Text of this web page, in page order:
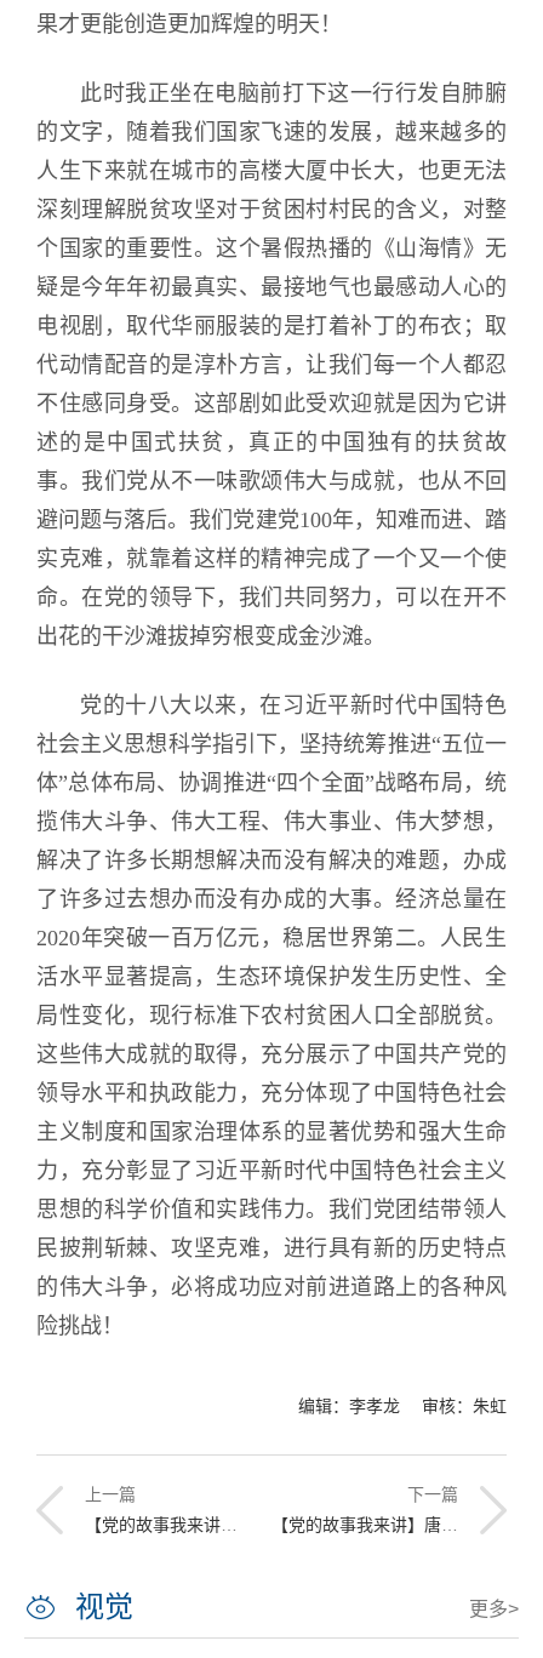
果才更能创造更加辉煌的明天！
此时我正坐在电脑前打下这一行行发自肺腑
的文字，随着我们国家飞速的发展，越来越多的
人生下来就在城市的高楼大厦中长大，也更无法
深刻理解脱贫攻坚对于贫困村村民的含义，对整
个国家的重要性。这个暑假热播的《山海情》无
疑是今年年初最真实、最接地气也最感动人心的
电视剧，取代华丽服装的是打着补丁的布衣；取
代动情配音的是淳朴方言，让我们每一个人都忍
不住感同身受。这部剧如此受欢迎就是因为它讲
述的是中国式扶贫，真正的中国独有的扶贫故
事。我们党从不一味歌颂伟大与成就，也从不回
避问题与落后。我们党建党100年，知难而进、踏
实克难，就靠着这样的精神完成了一个又一个使
命。在党的领导下，我们共同努力，可以在开不
出花的干沙滩拔掉穷根变成金沙滩。
党的十八大以来，在习近平新时代中国特色
社会主义思想科学指引下，坚持统筹推进“五位一
体”总体布局、协调推进“四个全面”战略布局，统
揽伟大斗争、伟大工程、伟大事业、伟大梦想，
解决了许多长期想解决而没有解决的难题，办成
了许多过去想办而没有办成的大事。经济总量在
2020年突破一百万亿元，稳居世界第二。人民生
活水平显著提高，生态环境保护发生历史性、全
局性变化，现行标准下农村贫困人口全部脱贫。
这些伟大成就的取得，充分展示了中国共产党的
领导水平和执政能力，充分体现了中国特色社会
主义制度和国家治理体系的显著优势和强大生命
力，充分彰显了习近平新时代中国特色社会主义
思想的科学价值和实践伟力。我们党团结带领人
民披荆斩棘、攻坚克难，进行具有新的历史特点
的伟大斗争，必将成功应对前进道路上的各种风
险挑战！
编辑：李孝龙 审核：朱虹
上一篇
【党的故事我来讲】无名下的“功与名”
下一篇
【党的故事我来讲】唐山好着呢
视觉 更多>